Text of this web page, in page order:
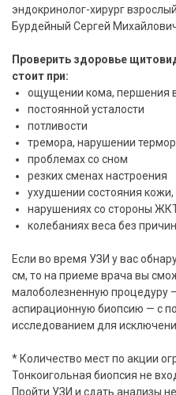
эндокринолог-хирург
Бурдейный Сергей
Проверить здоровье
стоит при:
ощущении кома, першения
постоянной усталости
потливости
тремора, нарушении
проблемах со сном
резких сменах настроения
ухудшении состояния кожи,
нарушениях со стороны
колебаниях веса без
Если во время УЗИ у вас
см, то на приеме врача вы
малоболезненную процедуру
аспирационную биопсию — с
исследованием для
* Количество мест по акции
Тонкоигольная биопсия не
Пройти УЗИ и сдать анализы